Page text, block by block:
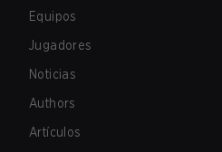
Equipos
Jugadores
Noticias
Authors
Artículos